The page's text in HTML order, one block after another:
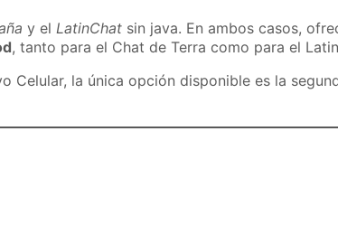
y elLatinChat sin java. En ambos casos,
, tanto para el Chat de Terra como para el
Celular, la única opción disponible es la